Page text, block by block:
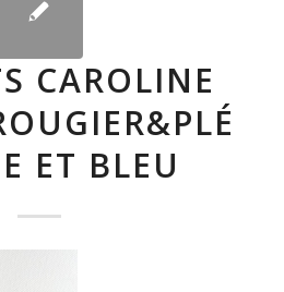
CAROLINE
ET BLEU